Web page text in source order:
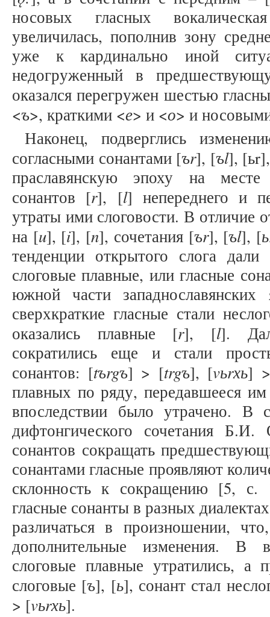
носовых гласных
увеличилась, пополнив зону
уже к кардинально иной
недогруженный в
оказался перегружен шестью
<ъ>, краткими <е> и <о> и
Наконец, подверглись
согласными сонантами [ъr], [ъl],
праславянскую эпоху на месте
сонантов [r], [l] непереднего и
утраты ими слоговости. В отличие
на [u], [i], [n], сочетания [ъr], [ъl], [
тенденции открытого слога
слоговые плавные, или гласные
южной части
сверхкраткие гласные стали
оказались плавные [r], [l].
сократились еще и стали
сонантов: [tъrgъ] > [trgъ], [vьrхь]
плавных по ряду, передавшееся
впоследствии было утрачено. В
дифтонгического сочетания
сонантов сокращать
сонантами гласные проявляют
склонность к сокращению [5,
гласные сонанты в разных
различаться в произношении,
дополнительные изменения. В
слоговые плавные утратились, а
слоговые [ъ], [ь], сонант стал
> [vьrхь].